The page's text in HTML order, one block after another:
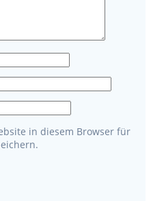
in diesem Browser für